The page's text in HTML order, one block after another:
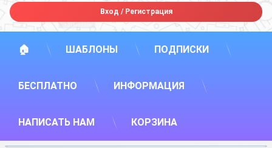
Вход /Регистрация
🏠 ШАБЛОНЫ ПОДПИСКИ
БЕСПЛАТНО ИНФОРМАЦИЯ
НАПИСАТЬ НАМ КОРЗИНА